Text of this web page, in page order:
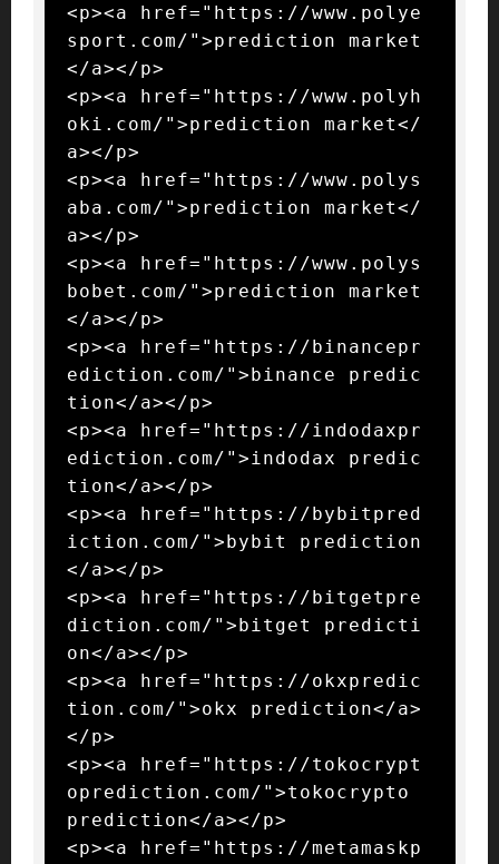
<p><a href="https://www.polye
sport.com/">prediction market
</a></p>
<p><a href="https://www.polyh
oki.com/">prediction market</
a></p>
<p><a href="https://www.polys
aba.com/">prediction market</
a></p>
<p><a href="https://www.polys
bobet.com/">prediction market
</a></p>
<p><a href="https://binancepr
ediction.com/">binance predic
tion</a></p>
<p><a href="https://indodaxpr
ediction.com/">indodax predic
tion</a></p>
<p><a href="https://bybitpred
iction.com/">bybit prediction
</a></p>
<p><a href="https://bitgetpre
diction.com/">bitget predicti
on</a></p>
<p><a href="https://okxpredic
tion.com/">okx prediction</a>
</p>
<p><a href="https://tokocrypt
oprediction.com/">tokocrypto
prediction</a></p>
<p><a href="https://metamaskp